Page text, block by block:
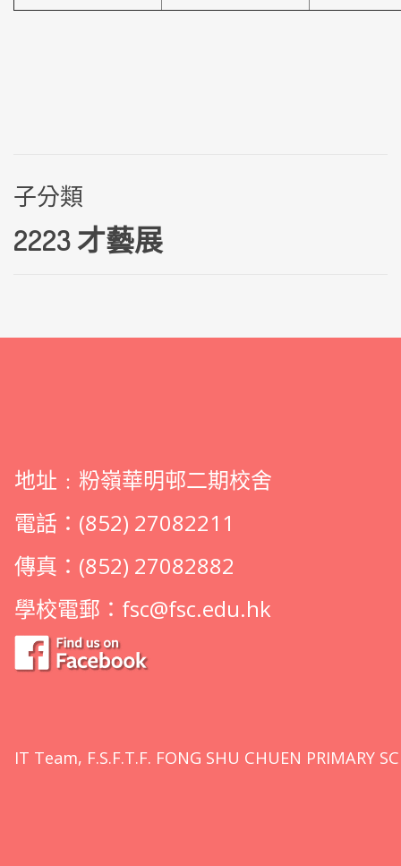
子分類
2223 才藝展
地址﹕粉嶺華明邨二期校舍
電話：(852) 27082211
傳真：(852) 27082882
學校電郵： fsc@fsc.edu.hk
IT Team, F.S.F.T.F. FONG SHU CHUEN PRIMARY